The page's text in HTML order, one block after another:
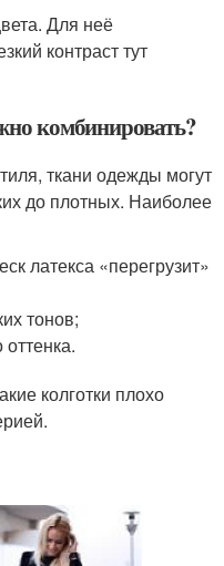
Для неё
контраст тут
комбинировать?
ткани одежды могут
до плотных. Наиболее
латекса «перегрузит»
тонов;
колготки плохо